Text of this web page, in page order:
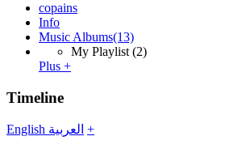
copains
Info
Music Albums(13)
My Playlist (2)
Plus +
Timeline
English العربية +